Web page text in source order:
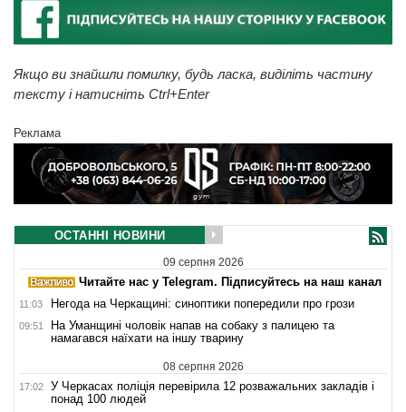
Якщо ви знайшли помилку, будь ласка, виділіть частину
тексту і натисніть Ctrl+Enter
Реклама
ОСТАННІ НОВИНИ
09 серпня 2026
Читайте нас у Telegram. Підписуйтесь на наш канал
11:03 Негода на Черкащині: синоптики попередили про грози
09:51
На Уманщині чоловік напав на собаку з палицею та
намагався наїхати на іншу тварину
08 серпня 2026
17:02
У Черкасах поліція перевірила 12 розважальних закладів і
понад 100 людей